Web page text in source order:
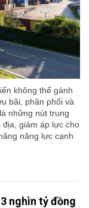
không thể gánh
bãi, phân phối và
những nút trung
giảm áp lực cho
năng lực cạnh
nghìn tỷ đồng